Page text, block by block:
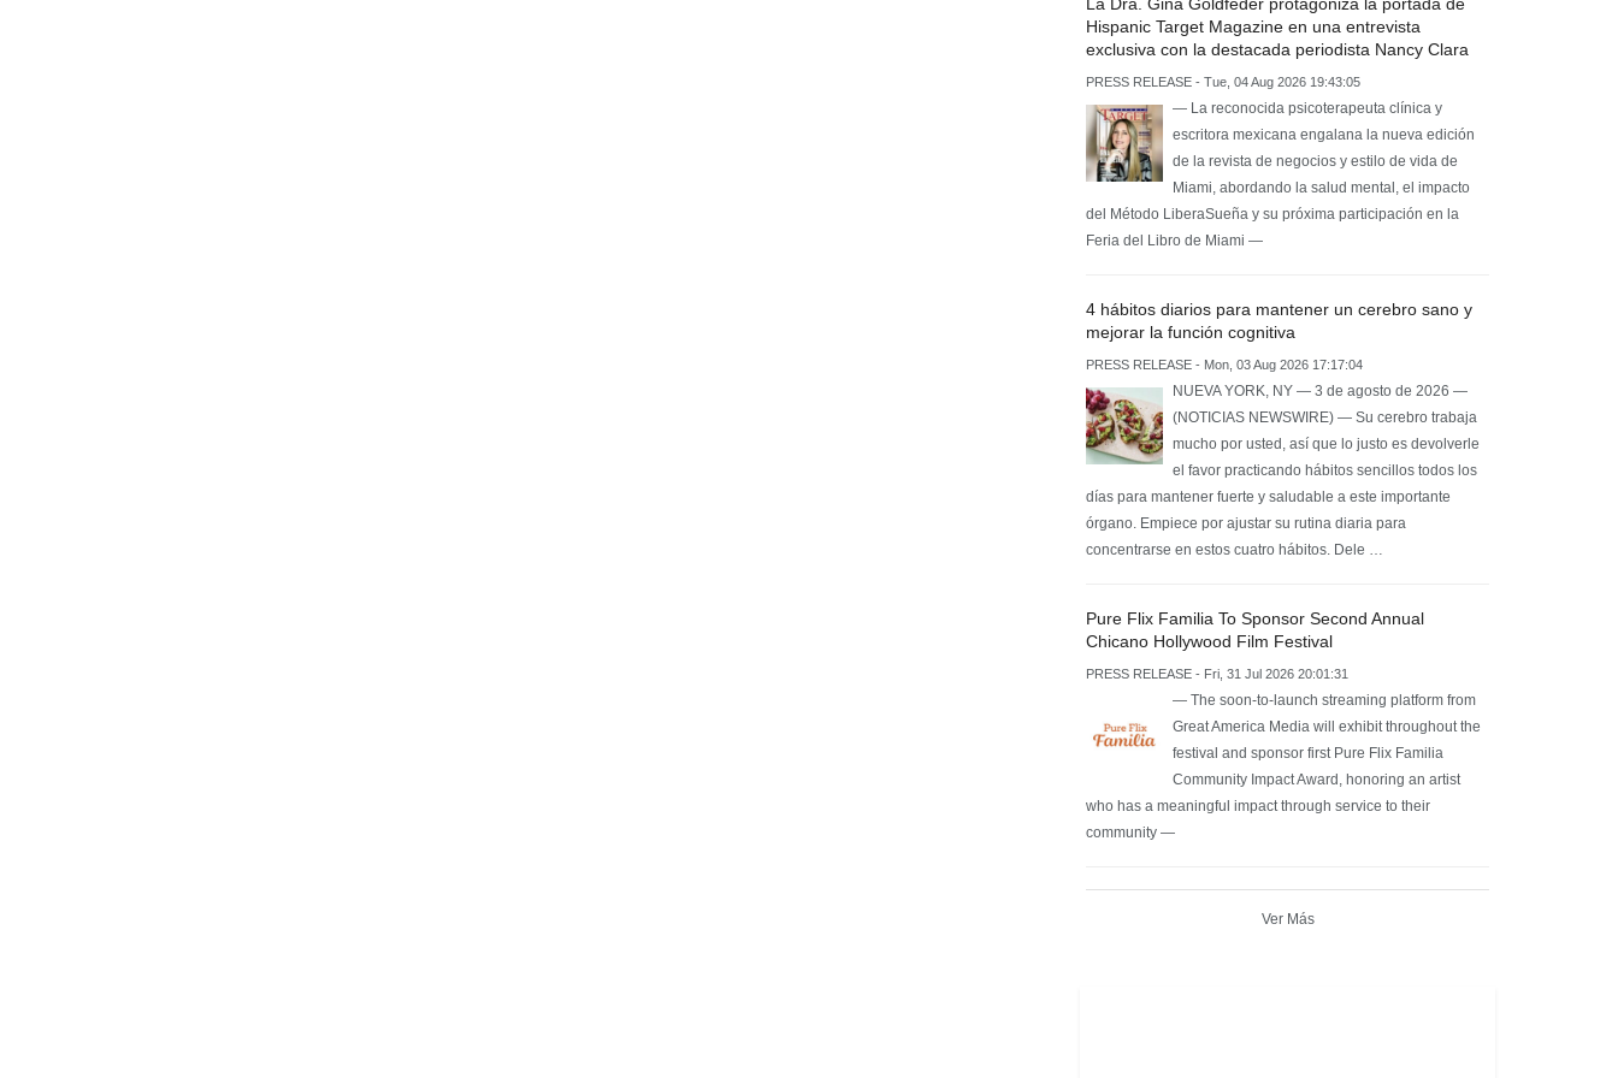
Hispanic Target Magazine en una entrevista
exclusiva con la destacada periodista Nancy Clara
PRESS RELEASE - Tue, 04 Aug 2026 19:43:05
— La reconocida psicoterapeuta clínica y
escritora mexicana engalana la nueva edición
de la revista de negocios y estilo de vida de
Miami, abordando la salud mental, el impacto
del Método LiberaSueña y su próxima participación en la
Feria del Libro de Miami —
4 hábitos diarios para mantener un cerebro sano y
mejorar la función cognitiva
PRESS RELEASE - Mon, 03 Aug 2026 17:17:04
NUEVA YORK, NY — 3 de agosto de 2026 —
(NOTICIAS NEWSWIRE) — Su cerebro trabaja
mucho por usted, así que lo justo es devolverle
el favor practicando hábitos sencillos todos los
días para mantener fuerte y saludable a este importante
órgano. Empiece por ajustar su rutina diaria para
concentrarse en estos cuatro hábitos. Dele …
Pure Flix Familia To Sponsor Second Annual
Chicano Hollywood Film Festival
PRESS RELEASE - Fri, 31 Jul 2026 20:01:31
— The soon-to-launch streaming platform from
Great America Media will exhibit throughout the
festival and sponsor first Pure Flix Familia
Community Impact Award, honoring an artist
who has a meaningful impact through service to their
community —
Ver Más